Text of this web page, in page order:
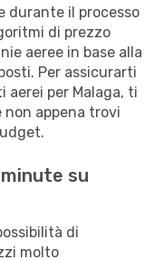
durante il processo
di prezzo
aeree in base alla
Per assicurarti
aerei per Malaga, ti
non appena trovi
su
di
molto